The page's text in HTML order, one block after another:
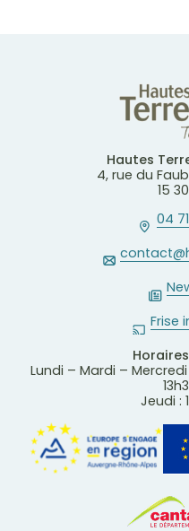
Hautes
4, rue du
15
04
Frise
Lundi – Mardi –
Jeudi :